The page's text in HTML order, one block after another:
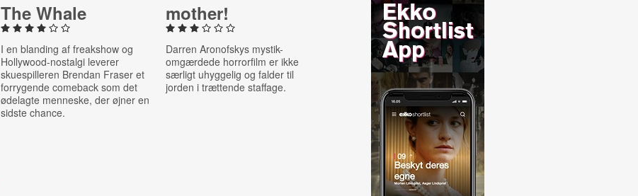
The Whale
I en blanding af freakshow og
Hollywood-nostalgi leverer
skuespilleren Brendan Fraser et
forrygende comeback som det
ødelagte menneske, der øjner en
sidste chance.
mother!
Darren Aronofskys mystik-
omgærdede horrorfilm er ikke
særligt uhyggelig og falder til
jorden i trættende staffage.